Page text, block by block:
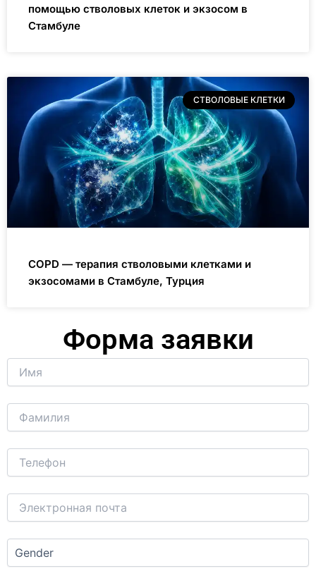
помощью стволовых клеток и экзосом в
Стамбуле
СТВОЛОВЫЕ КЛЕТКИ
COPD — терапия стволовыми клетками и
экзосомами в Стамбуле, Турция
Форма заявки